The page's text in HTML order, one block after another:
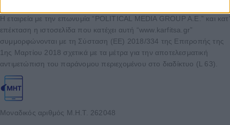
Η εταιρεία με την επωνυμία “POLITICAL MEDIA GROUP A.E.” και κατ’
επέκταση η ιστοσελίδα που κατέχει αυτή “www.karfitsa.gr”
συμμορφώνονται με τη Σύσταση (ΕΕ) 2018/334 της Επιτροπής της
1ης Μαρτίου 2018 σχετικά με τα μέτρα για την αποτελεσματική
αντιμετώπιση του παράνομου περιεχομένου στο διαδίκτυο (L 63).
Μοναδικός αριθμός Μ.Η.Τ. 262048